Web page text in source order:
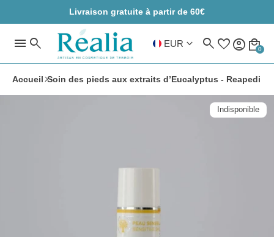
Livraison gratuite à partir de 60€
menu search EUR keyboard_arrow_down searchfavoriteaccount_circlelocal_mall
0
Accueil Soin des pieds aux extraits d’Eucalyptus - Reapedi
Indisponible